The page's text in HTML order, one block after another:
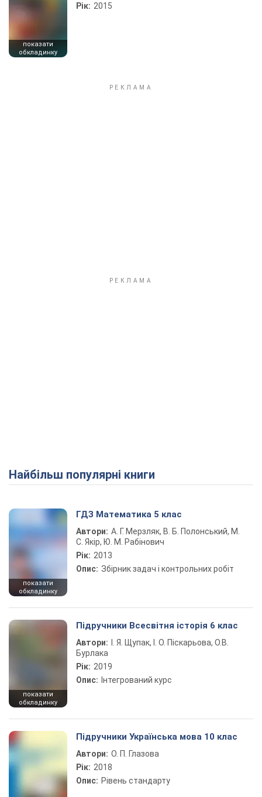
показати
обкладинку
Рік: 2015
Найбільш популярні книги
показати
обкладинку
ГДЗ Математика 5 клас
Автори: А. Г. Мерзляк, В. Б. Полонський, М.
С. Якір, Ю. М. Рабінович
Рік: 2013
Опис: Збірник задач і контрольних робіт
показати
обкладинку
Підручники Всесвітня історія 6 клас
Автори:
І. Я. Щупак, І. О. Піскарьова, О.В.
Бурлака
Рік: 2019
Опис: Інтегрований курс
Підручники Українська мова 10 клас
Автори: О. П. Глазова
Рік: 2018
Опис: Рівень стандарту